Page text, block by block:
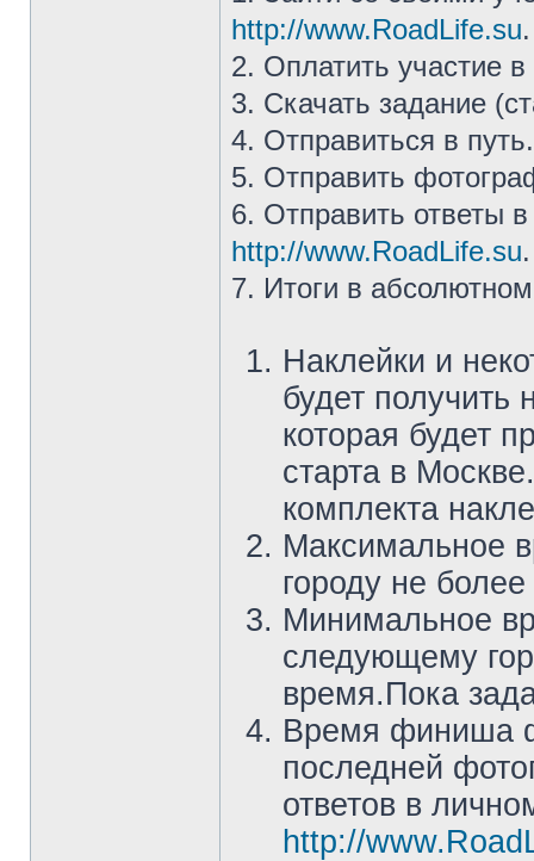
http://www.RoadLife.su.
2. Оплатить участие
3. Скачать задание
4. Отправиться в путь.
5. Отправить
6. Отправить ответы
http://www.RoadLife.su.
7. Итоги в
Наклейки и
будет получить
которая будет
старта в
комплекта
Максимальное
городу не более
Минимальное
следующему
время.Пока
Время финиша
последней
ответов в
http://